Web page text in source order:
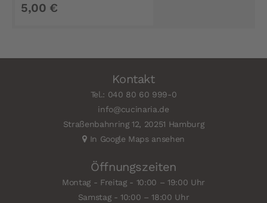
5,00 €
Kontakt
Tel.: 040 80 60 999-0
info@cucinaria.de
Straßenbahnring 12, 20251 Hamburg
In Google Maps ansehen
Öffnungszeiten
Montag - Freitag - 10:00 – 19:00 Uhr
Samstag - 10:00 – 18:00 Uhr